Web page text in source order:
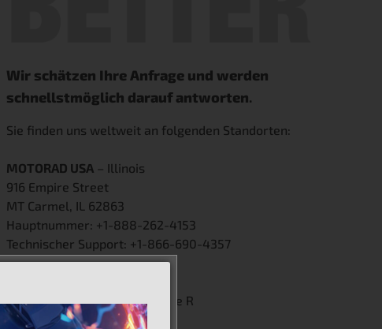
Wir schätzen Ihre Anfrage und werden
schnellstmöglich darauf antworten.
Sie finden uns weltweit an folgenden Standorten:
MOTORAD USA– Illinois
916 Empire Street
MT Carmel, IL 62863
Hauptnummer: +1-888-262-4153
Technischer Support: +1-866-690-4357
200 Hembree Park Drive Suite R
Roswell, GA 30076